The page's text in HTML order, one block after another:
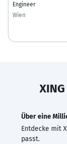
Engineer
Wien
Über eine
Entdecke mit
passt.